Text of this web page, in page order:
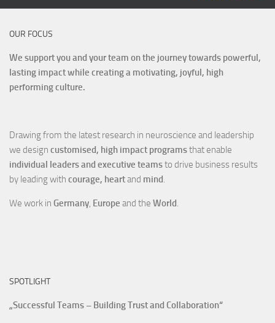
OUR FOCUS
We support you and your team on the journey towards powerful,
lasting impact while creating a motivating, joyful, high
performing culture.
Drawing from the latest research in neuroscience and leadership
we design customised, high impact programsthat enable
individual leaders and executive teamsto drive business results
by leading with courage, heartand mind.
We work in Germany, Europe and the World.
SPOTLIGHT
„Successful Teams – Building Trust and Collaboration“